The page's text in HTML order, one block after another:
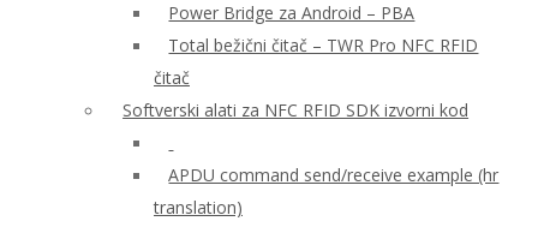
Power Bridge za Android – PBA
Total bežični čitač – TWR Pro NFC RFID
čitač
Softverski alati za NFC RFID SDK izvorni kod
APDU command send/receive example (hr
translation)